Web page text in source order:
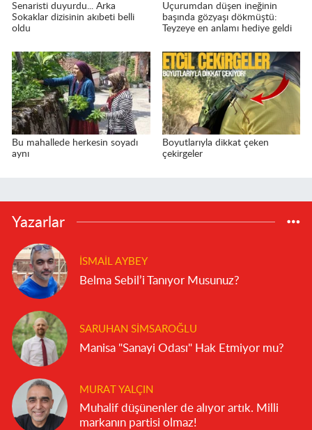
Senaristi duyurdu... Arka
Sokaklar dizisinin akıbeti belli
oldu
Uçurumdan düşen ineğinin
başında gözyaşı dökmüştü:
Teyzeye en anlamı hediye geldi
Bu mahallede herkesin soyadı
aynı
Boyutlarıyla dikkat çeken
çekirgeler
Yazarlar
İSMAIL AYBEY
Belma Sebil’i Tanıyor Musunuz?
SARUHAN SIMSAROĞLU
Manisa "Sanayi Odası" Hak Etmiyor mu?
MURAT YALÇIN
Muhalif düşünenler de alıyor artık. Milli
markanın partisi olmaz!